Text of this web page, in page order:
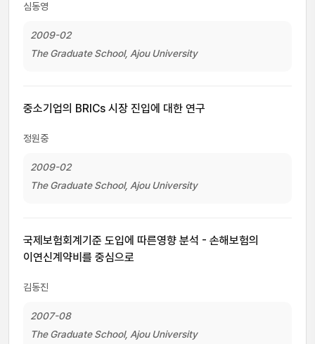
심동영
2009-02
The Graduate School, Ajou University
중소기업의 BRICs 시장 진입에 대한 연구
정원중
2009-02
The Graduate School, Ajou University
국제보험회계기준 도입에 따른영향 분석 - 손해보험의
이연신계약비를 중심으로
김동진
2007-08
The Graduate School, Ajou University